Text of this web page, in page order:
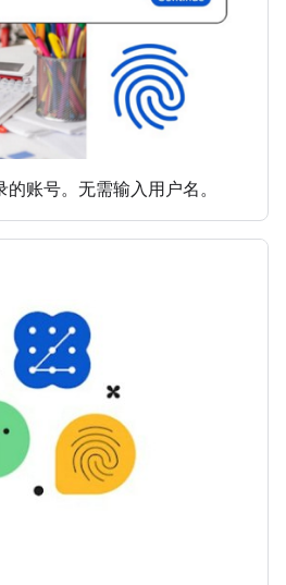
账号。无需输入用户名。